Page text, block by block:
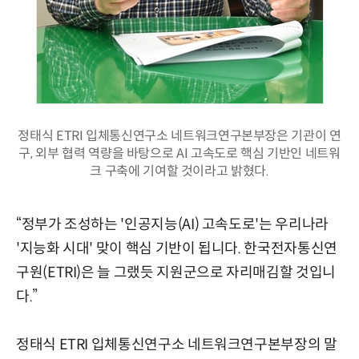
정태식 ETRI 입체통신연구소 네트워크연구본부장은 기관이 연
구, 외부 협력 역량을 바탕으로 AI 고속도로 핵심 기반인 네트워
크 구축에 기여할 것이라고 밝혔다.
“정부가 조성하는 '인공지능(AI) 고속도로'는 우리나라
'지능화 시대' 맞이 핵심 기반이 됩니다. 한국전자통신연
구원(ETRI)은 늘 그랬듯 지원군으로 자리매김할 것입니
다.”
정태식 ETRI 입체통신연구소 네트워크연구본부장의 말